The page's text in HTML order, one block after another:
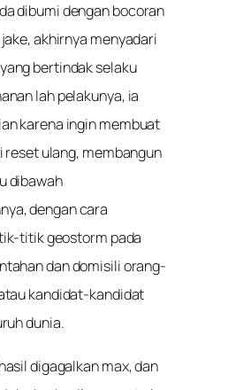
dibumi dengan bocoran
akhirnya menyadari
bertindak selaku
lah pelakunya, ia
karena ingin membuat
reset ulang, membangun
dibawah
dengan cara
titik geostorm pada
dan domisili orang-
kandidat-kandidat
dunia.
digagalkan max, dan